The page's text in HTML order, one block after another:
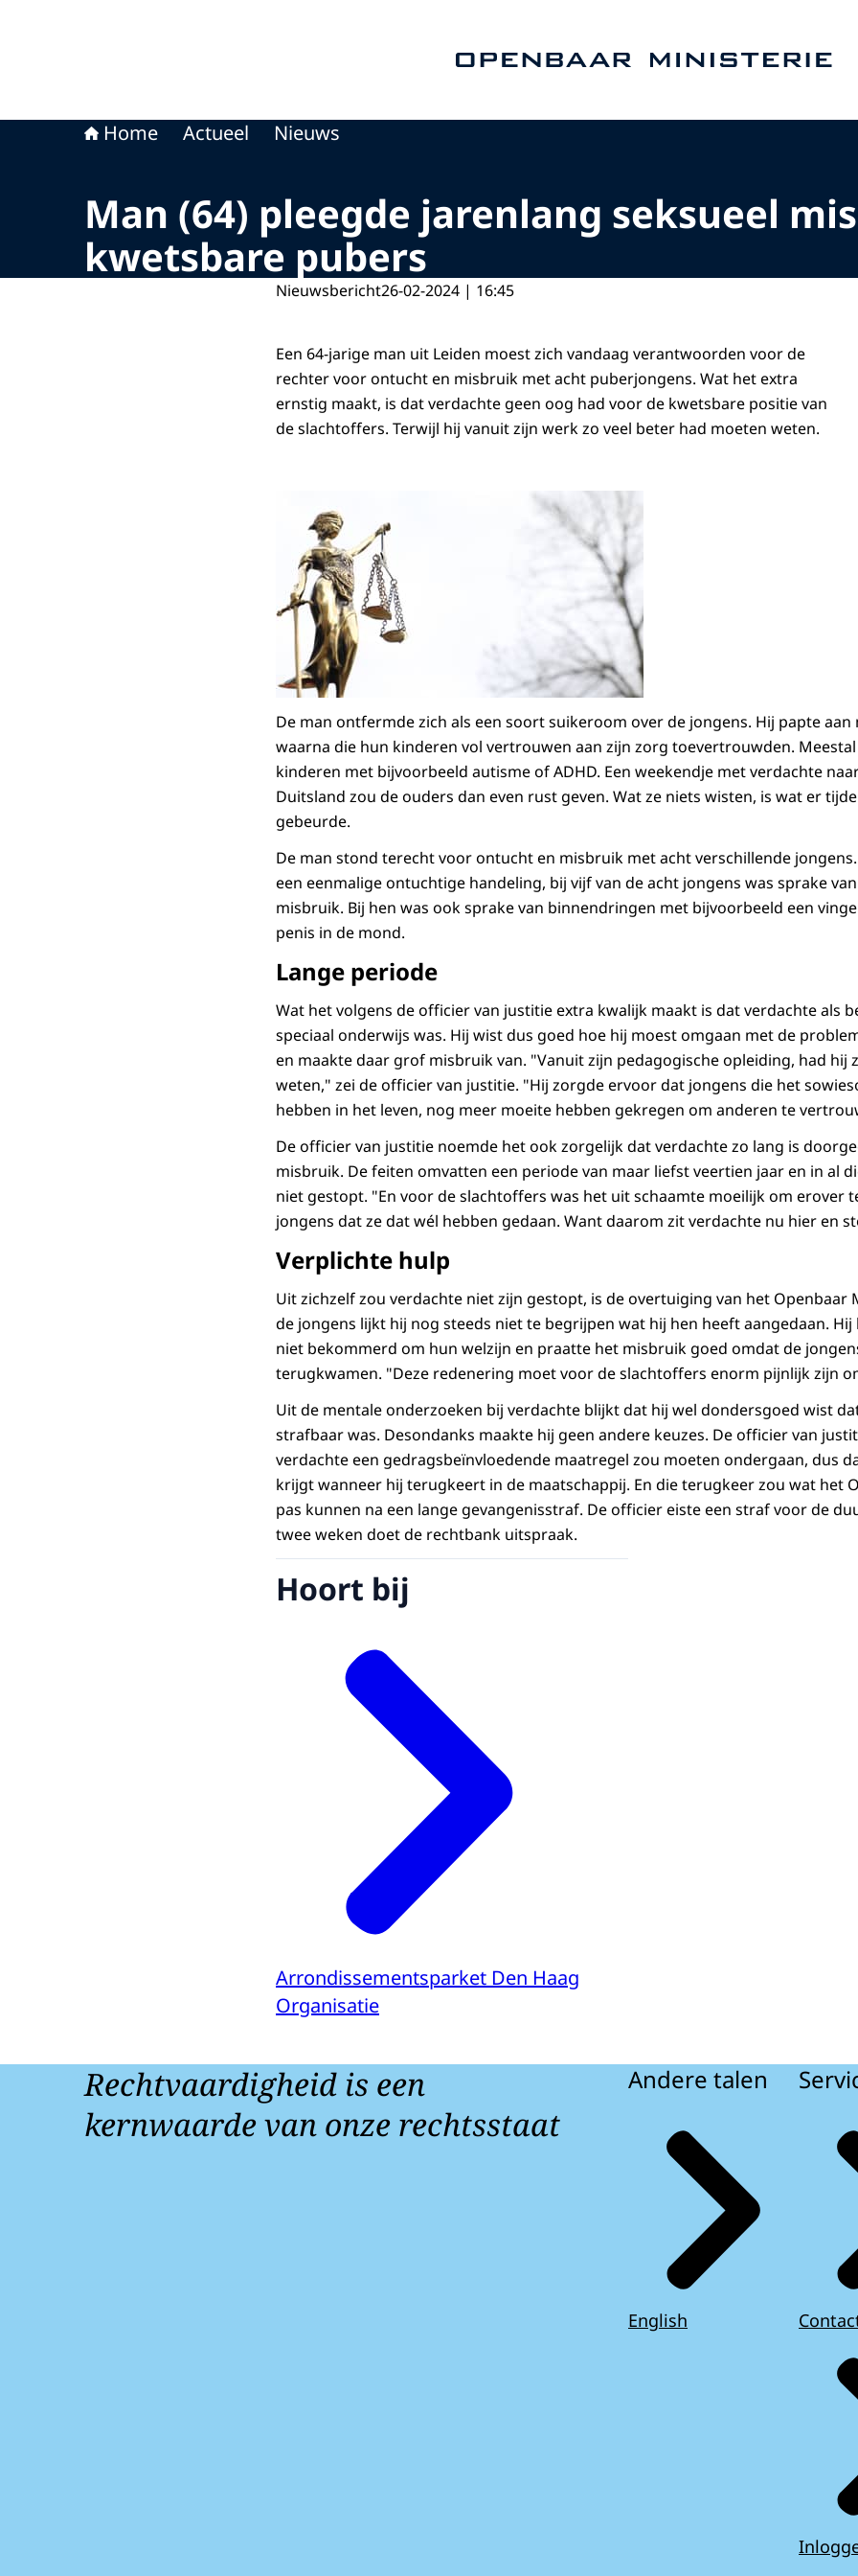
Home Actueel Nieuws
Man (64) pleegde jarenlang seksueel
kwetsbare pubers
Nieuwsbericht26-02-2024 | 16:45
Een 64-jarige man uit Leiden moest zich vandaag verantwoorden voor de
rechter voor ontucht en misbruik met acht puberjongens. Wat het extra
ernstig maakt, is dat verdachte geen oog had voor de kwetsbare positie van
de slachtoffers. Terwijl hij vanuit zijn werk zo veel beter had moeten weten.
De man ontfermde zich als een soort suikeroom over de jongens. Hij papte aan
waarna die hun kinderen vol vertrouwen aan zijn zorg toevertrouwden.
kinderen met bijvoorbeeld autisme of ADHD. Een weekendje met verdachte
Duitsland zou de ouders dan even rust geven. Wat ze niets wisten, is wat er
gebeurde.
De man stond terecht voor ontucht en misbruik met acht verschillende
een eenmalige ontuchtige handeling, bij vijf van de acht jongens was sprake
misbruik. Bij hen was ook sprake van binnendringen met bijvoorbeeld een
penis in de mond.
Lange periode
Wat het volgens de officier van justitie extra kwalijk maakt is dat verdachte als
speciaal onderwijs was. Hij wist dus goed hoe hij moest omgaan met de
en maakte daar grof misbruik van. "Vanuit zijn pedagogische opleiding, had hij
weten," zei de officier van justitie. "Hij zorgde ervoor dat jongens die het
hebben in het leven, nog meer moeite hebben gekregen om anderen te
De officier van justitie noemde het ook zorgelijk dat verdachte zo lang is
misbruik. De feiten omvatten een periode van maar liefst veertien jaar en in al
niet gestopt. "En voor de slachtoffers was het uit schaamte moeilijk om erover
jongens dat ze dat wél hebben gedaan. Want daarom zit verdachte nu hier en
Verplichte hulp
Uit zichzelf zou verdachte niet zijn gestopt, is de overtuiging van het Openbaar
de jongens lijkt hij nog steeds niet te begrijpen wat hij hen heeft aangedaan. Hij
niet bekommerd om hun welzijn en praatte het misbruik goed omdat de
terugkwamen. "Deze redenering moet voor de slachtoffers enorm pijnlijk zijn
Uit de mentale onderzoeken bij verdachte blijkt dat hij wel dondersgoed wist
strafbaar was. Desondanks maakte hij geen andere keuzes. De officier van
verdachte een gedragsbeïnvloedende maatregel zou moeten ondergaan, dus
krijgt wanneer hij terugkeert in de maatschappij. En die terugkeer zou wat het
pas kunnen na een lange gevangenisstraf. De officier eiste een straf voor de
twee weken doet de rechtbank uitspraak.
Hoort bij
Arrondissementsparket Den Haag
Organisatie
Rechtvaardigheid is een
kernwaarde van onze rechtsstaat
Andere talen
English